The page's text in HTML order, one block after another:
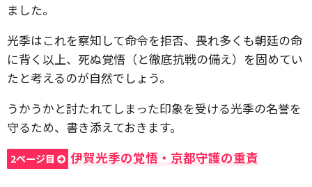
ました。
光季はこれを察知して命令を拒否、畏れ多くも朝廷の命
に背く以上、死ぬ覚悟（と徹底抗戦の備え）を固めてい
たと考えるのが自然でしょう。
うかうかと討たれてしまった印象を受ける光季の名誉を
守るため、書き添えておきます。
2ページ目 伊賀光季の覚悟・京都守護の重責